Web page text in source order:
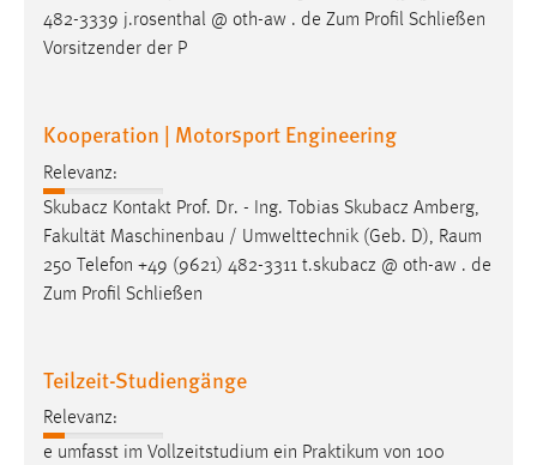
482-3339 j.rosenthal @ oth-aw . de Zum Profil Schließen
Vorsitzender der P
Kooperation | Motorsport Engineering
Relevanz:
Skubacz Kontakt Prof. Dr. - Ing. Tobias Skubacz Amberg,
Fakultät Maschinenbau / Umwelttechnik (Geb. D), Raum
250 Telefon +49 (9621) 482-3311 t.skubacz @ oth-aw . de
Zum Profil Schließen
Teilzeit-Studiengänge
Relevanz:
e umfasst im Vollzeitstudium ein Praktikum von 100